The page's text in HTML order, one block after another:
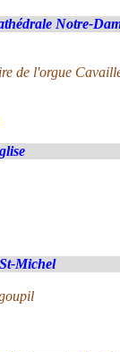
Notre-
de l'orgue
St-Michel